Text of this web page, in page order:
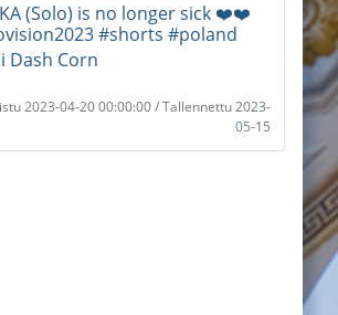
(Solo) is no longer sick ❤️❤️
#shorts #poland
Dash Corn
2023-04-20 00:00:00 / Tallennettu 2023-
05-15